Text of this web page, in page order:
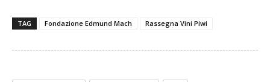
TAG Fondazione Edmund Mach Rassegna Vini Piwi